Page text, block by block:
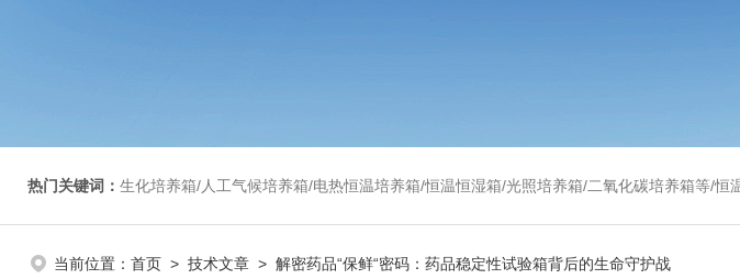
热门关键词： 生化培养箱/人工气候培养箱/电热恒温培养箱/恒温恒湿箱/光照培养箱/二氧化碳培养箱等/恒温干燥箱/真空干燥箱/高温烘箱等/箱式电阻炉/陶瓷纤维
当前位置： 首页 > 技术文章 > 解密药品“保鲜“密码：药品稳定性试验箱背后的生命守护战